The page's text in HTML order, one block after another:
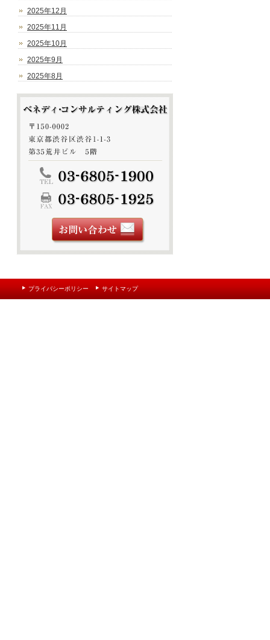
2025年12月
2025年11月
2025年10月
2025年9月
2025年8月
プライバシーポリシー サイトマップ